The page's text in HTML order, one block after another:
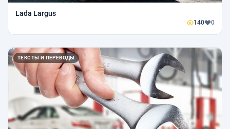
Lada Largus
140 0
ТЕКСТЫ И ПЕРЕВОДЫ